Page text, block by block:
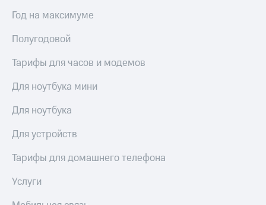
Год на максимуме
Полугодовой
Тарифы для часов и модемов
Для ноутбука мини
Для ноутбука
Для устройств
Тарифы для домашнего телефона
Услуги